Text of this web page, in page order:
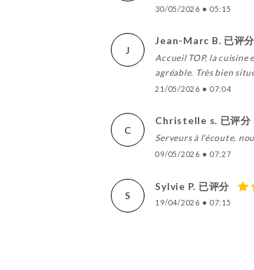
30/05/2026 • 05:15
J
Jean-Marc B. 已评分
Accueil TOP, la
agréable. Très bien
21/05/2026 • 07:04
C
Christelle s. 已评分
Serveurs à l'écoute,
09/05/2026 • 07:27
S
Sylvie P. 已评分
19/04/2026 • 07:15